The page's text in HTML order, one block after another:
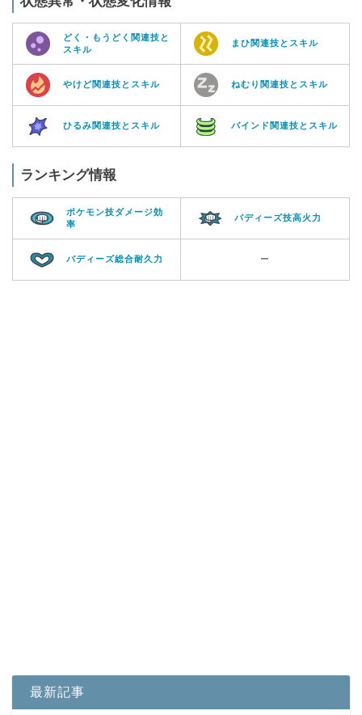
どく・もうどく関連技と
スキル
まひ関連技とスキル
やけど関連技とスキル ねむり関連技とスキル
ひるみ関連技とスキル バインド関連技とスキル
ランキング情報
ポケモン技ダメージ効
率
バディーズ技高火力
バディーズ総合耐久力 ー
最新記事